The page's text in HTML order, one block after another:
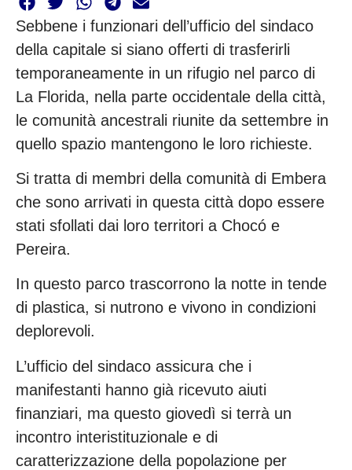
Sebbene i funzionari dell’ufficio del sindaco
della capitale si siano offerti di trasferirli
temporaneamente in un rifugio nel parco di
La Florida, nella parte occidentale della città,
le comunità ancestrali riunite da settembre in
quello spazio mantengono le loro richieste.
Si tratta di membri della comunità di Embera
che sono arrivati in questa città dopo essere
stati sfollati dai loro territori a Chocó e
Pereira.
In questo parco trascorrono la notte in tende
di plastica, si nutrono e vivono in condizioni
deplorevoli.
L’ufficio del sindaco assicura che i
manifestanti hanno già ricevuto aiuti
finanziari, ma questo giovedì si terrà un
incontro interistituzionale e di
caratterizzazione della popolazione per